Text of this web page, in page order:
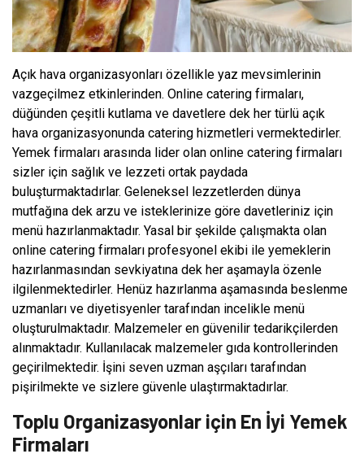
Açık hava organizasyonları özellikle yaz mevsimlerinin
vazgeçilmez etkinlerinden. Online catering firmaları,
düğünden çeşitli kutlama ve davetlere dek her türlü açık
hava organizasyonunda catering hizmetleri vermektedirler.
Yemek firmaları arasında lider olan online catering firmaları
sizler için sağlık ve lezzeti ortak paydada
buluşturmaktadırlar. Geleneksel lezzetlerden dünya
mutfağına dek arzu ve isteklerinize göre davetleriniz için
menü hazırlanmaktadır. Yasal bir şekilde çalışmakta olan
online catering firmaları profesyonel ekibi ile yemeklerin
hazırlanmasından sevkiyatına dek her aşamayla özenle
ilgilenmektedirler. Henüz hazırlanma aşamasında beslenme
uzmanları ve diyetisyenler tarafından incelikle menü
oluşturulmaktadır. Malzemeler en güvenilir tedarikçilerden
alınmaktadır. Kullanılacak malzemeler gıda kontrollerinden
geçirilmektedir. İşini seven uzman aşçıları tarafından
pişirilmekte ve sizlere güvenle ulaştırmaktadırlar.
Toplu Organizasyonlar için En İyi Yemek
Firmaları